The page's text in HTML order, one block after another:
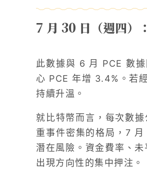
7 月 30 日（週四）
此數據與 6 月 PCE 數
心 PCE 年增 3.4%。若
持續升溫。
就比特幣而言，每次數
重事件密集的格局，7
潛在風險。資金費率、
出現方向性的集中押注。